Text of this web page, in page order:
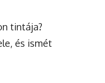
tintája?
és ismét